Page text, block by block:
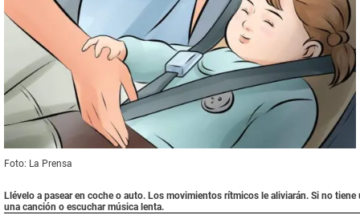
Foto: La Prensa
Llévelo a pasear en coche o auto. Los movimientos rítmicos le aliviarán. Si no tiene
una canción o escuchar música lenta.